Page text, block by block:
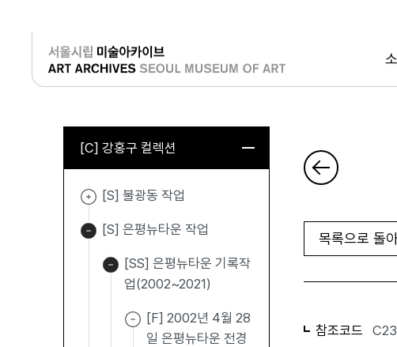
로그인
[C] 강홍구 컬렉션
[S] 불광동 작업
[S] 은평뉴타운 작업
[SS] 은평뉴타운 기록작
업(2002~2021)
[F] 2002년 4월 28
일 은평뉴타운 전경
목록으로 돌
참조코드